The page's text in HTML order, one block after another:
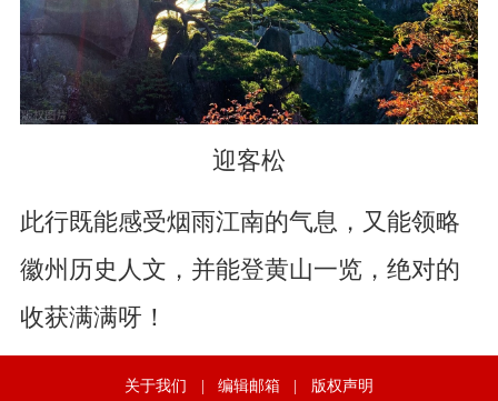
迎客松
此行既能感受烟雨江南的气息，又能领略
徽州历史人文，并能登黄山一览，绝对的
收获满满呀！
关于我们 | 编辑邮箱 | 版权声明